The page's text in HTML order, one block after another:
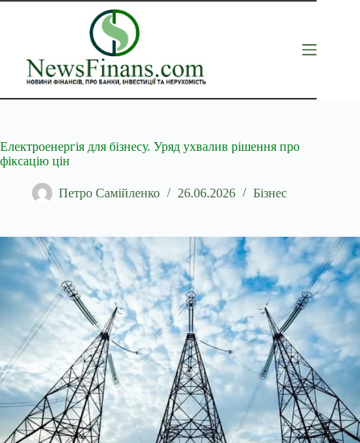
Перейти
Електроенергія для бізнесу. Уряд ухвалив рішення про
фіксацію цін
Петро Самійленко 26.06.2026 Бізнес